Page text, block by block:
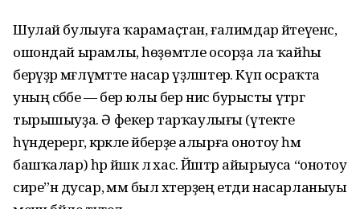
Шулай булыуға ҡарамаҫтан, ғалимдар әйтеүенсә,
ошондай ырамлы, һөҙөмтәле осорҙа ла ҡайһы
берәүҙәр мәғлүмәтте насар үҙләштерә. Күп осраҡта
уның сәбәбе — бер юлы бер нисә бурыс­ты үтәргә
тырышыуҙа. Ә фекер тарҡаулығы (үтекте
һүндерергә, кәрәкле әйберҙе алырға онотоу һәм
башҡалар) һәр йәшкә лә хас. Йәштәр айырыуса “онотоу
сире”нә дусар, әммә был хәтерҙең етди насарланыуы